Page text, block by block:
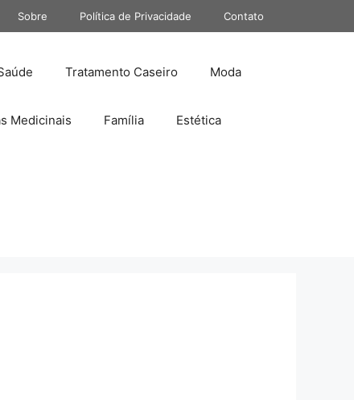
Sobre Política de Privacidade Contato
Tratamento Caseiro Moda
Medicinais Família Estética